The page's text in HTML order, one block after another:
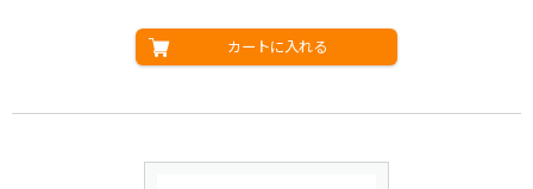
カートに入れる